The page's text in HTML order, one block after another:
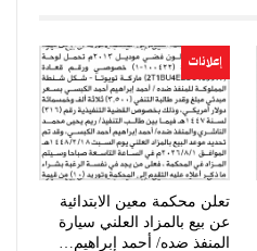
إعلانات
تعلن محكمة معين الابتدائية
عن بيع بالمزاد العلني سيارة
المنفذ ضده/ أحمد إبراهيم…